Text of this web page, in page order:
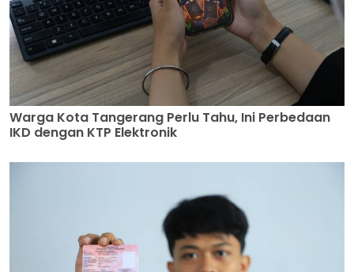
Warga Kota Tangerang Perlu Tahu, Ini Perbedaan
IKD dengan KTP Elektronik